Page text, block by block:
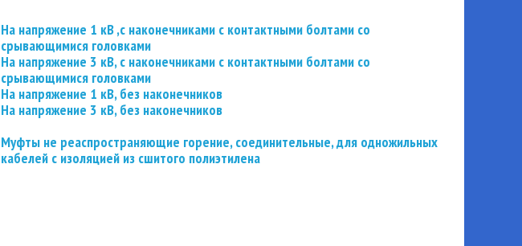
На напряжение 1 кВ ,с наконечниками с контактными болтами со
срывающимися головками
На напряжение 3 кВ, с наконечниками с контактными болтами со
срывающимися головками
На напряжение 1 кВ, без наконечников
На напряжение 3 кВ, без наконечников
Муфты не реаспространяющие горение, соединительные, для одножильных
кабелей с изоляцией из сшитого полиэтилена